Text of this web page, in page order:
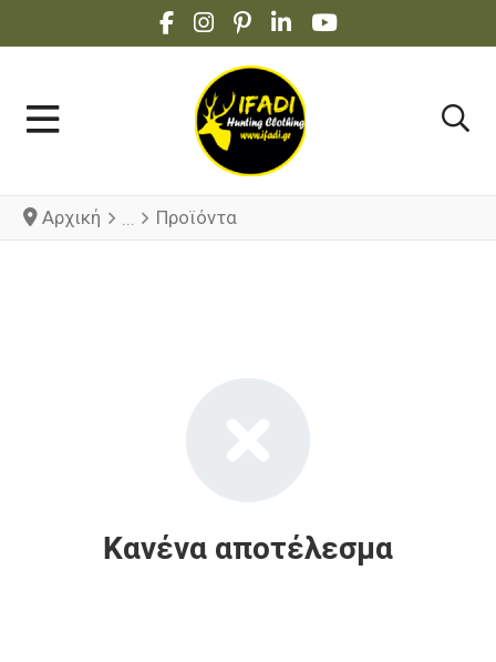
FACEBOOK SOCIAL LINK
INSTAGRAM SOCIAL LINK
PINTEREST SOCIAL LINK
LINKEDIN SOCIAL LINK
YOUTUBE SOCIAL
Αρχική Προϊόντα
Κανένα αποτέλεσμα